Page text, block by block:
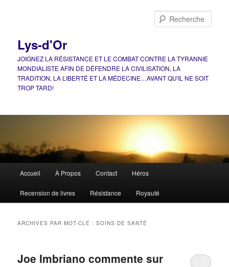
Lys-d'Or
JOIGNEZ LA RÉSISTANCE ET LE COMBAT CONTRE LA TYRANNIE
MONDIALISTE AFIN DE DÉFENDRE LA CIVILISATION, LA
TRADITION, LA LIBERTÉ ET LA MÉDECINE…AVANT QU'IL NE SOIT
TROP TARD!
principal
Accueil À Propos Contact Héros
Recension de livres Résistance Royauté
ARCHIVES PAR MOT-CLÉ :SOINS DE SANTÉ
Joe Imbriano commente sur